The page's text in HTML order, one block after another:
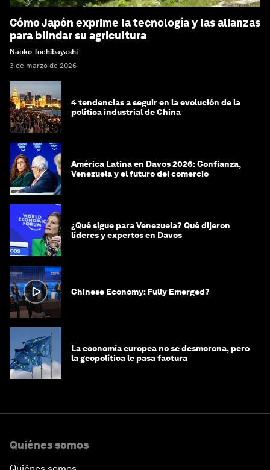
Cómo Japón exprime la tecnología y las alianzas
para blindar su agricultura
Naoko Tochibayashi
3 de marzo de 2026
4 tendencias a seguir en la evolución de la
política industrial de China
América Latina en Davos 2026: Confianza,
Venezuela y el futuro del comercio
¿Qué sigue para Venezuela? Qué dijeron
líderes y expertos en Davos
Chinese Economy: Fully Emerged?
La economía europea no se desmorona, pero
la geopolítica le pasa factura
Quiénes somos